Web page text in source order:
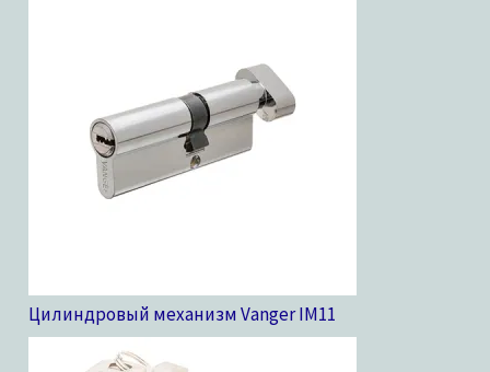
Цилиндровый механизм Vanger IM11